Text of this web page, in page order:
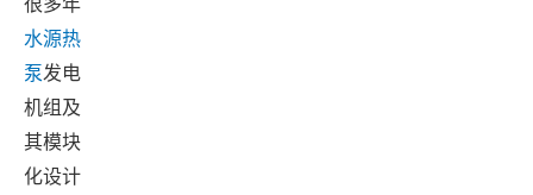
很多年
水源热
泵发电
机组及
其模块
化设计